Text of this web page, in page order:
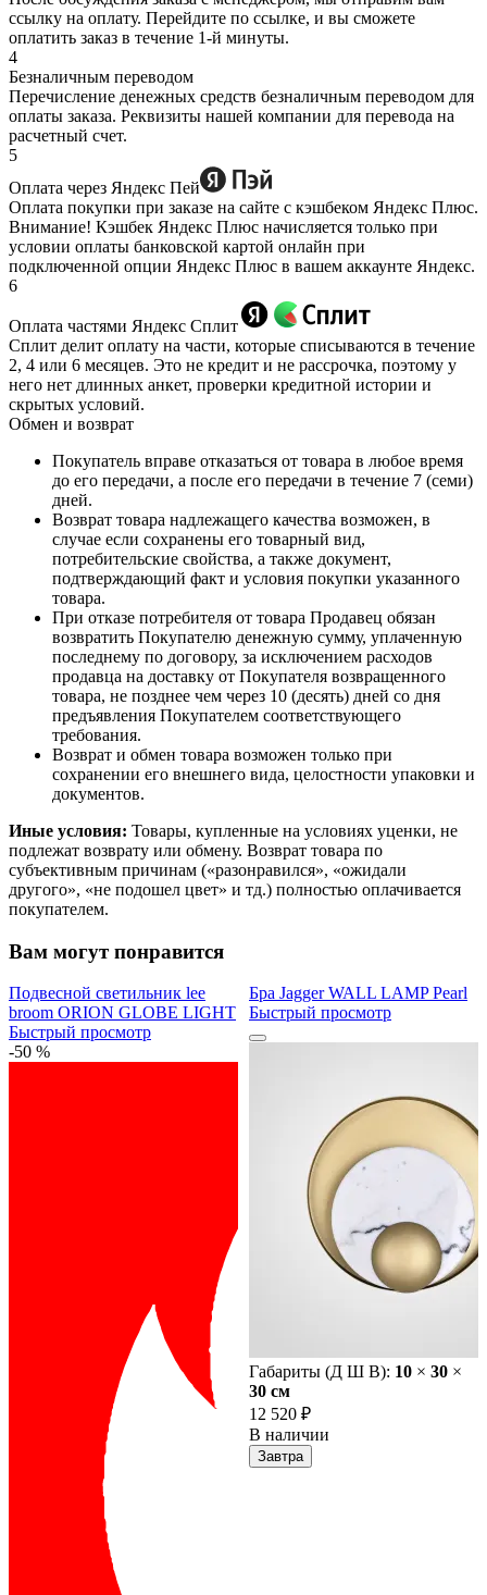
ссылку на оплату. Перейдите по ссылке, и вы сможете
оплатить заказ в течение 1-й минуты.
4
Безналичным переводом
Перечисление денежных средств безналичным переводом для
оплаты заказа. Реквизиты нашей компании для перевода на
расчетный счет.
5
Оплата через Яндекс Пей
Оплата покупки при заказе на сайте с кэшбеком Яндекс Плюс.
Внимание! Кэшбек Яндекс Плюс начисляется только при
условии оплаты банковской картой онлайн при
подключенной опции Яндекс Плюс в вашем аккаунте Яндекс.
6
Оплата частями Яндекс Сплит
Сплит делит оплату на части, которые списываются в течение
2, 4 или 6 месяцев. Это не кредит и не рассрочка, поэтому у
него нет длинных анкет, проверки кредитной истории и
скрытых условий.
Обмен и возврат
Покупатель вправе отказаться от товара в любое время
до его передачи, а после его передачи в течение 7 (семи)
дней.
Возврат товара надлежащего качества возможен, в
случае если сохранены его товарный вид,
потребительские свойства, а также документ,
подтверждающий факт и условия покупки указанного
товара.
При отказе потребителя от товара Продавец обязан
возвратить Покупателю денежную сумму, уплаченную
последнему по договору, за исключением расходов
продавца на доставку от Покупателя возвращенного
товара, не позднее чем через 10 (десять) дней со дня
предъявления Покупателем соответствующего
требования.
Возврат и обмен товара возможен только при
сохранении его внешнего вида, целостности упаковки и
документов.
Иные условия: Товары, купленные на условиях уценки, не
подлежат возврату или обмену. Возврат товара по
субъективным причинам («разонравился», «ожидали
другого», «не подошел цвет» и тд.) полностью оплачивается
покупателем.
Вам могут понравится
Подвесной светильник lee
broom ORION GLOBE LIGHT
Быстрый просмотр
-50 %
Бра Jagger WALL LAMP Pearl
Быстрый просмотр
Габариты (Д Ш В): 10 × 30 ×
30 cм
12 520 ₽
В наличии
Завтра